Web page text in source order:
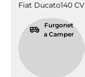
Fiat Ducato140 CV
Furgonet
a Camper